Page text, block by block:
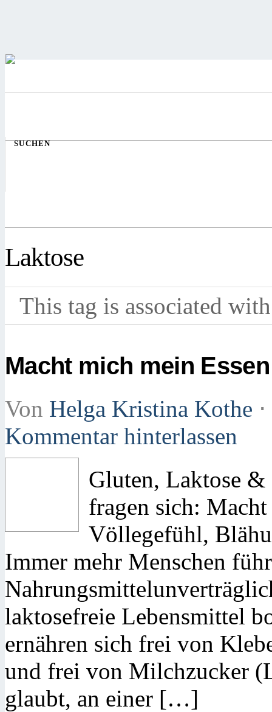
SUCHEN
Laktose
This tag is associated
Macht mich mein
Von Helga Kristina Kothe ⋅
Kommentar hinterlassen
Gluten, Laktose &
fragen sich:
Völlegefühl,
Immer mehr Menschen
laktosefreie Lebensmittel
ernähren sich frei von
und frei von Milchzucker
glaubt, an einer […]